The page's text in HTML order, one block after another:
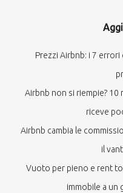
Prezzi Airbnb: i 7
Airbnb non si riempie?
riceve
Airbnb cambia le
il
Vuoto per pieno e rent
immobile a un